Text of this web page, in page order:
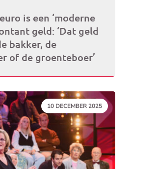
is een ‘moderne
geld: ‘Dat geld
bakker, de
of de groenteboer’
DATUM:
10 DECEMBER 2025